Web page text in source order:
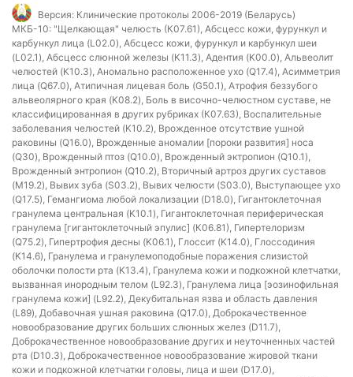
Версия: Клинические протоколы 2006-2019 (Беларусь)
МКБ-10: "Щелкающая" челюсть (К07.61), Абсцесс кожи, фурункул и
карбункул лица (L02.0), Абсцесс кожи, фурункул и карбункул шеи
(L02.1), Абсцесс слюнной железы (K11.3), Адентия (K00.0), Альвеолит
челюстей (K10.3), Аномально расположенное ухо (Q17.4), Асимметрия
лица (Q67.0), Атипичная лицевая боль (G50.1), Атрофия беззубого
альвеолярного края (K08.2), Боль в височно-челюстном суставе, не
классифицированная в других рубриках (К07.63), Воспалительные
заболевания челюстей (K10.2), Врожденное отсутствие ушной
раковины (Q16.0), Врожденные аномалии [пороки развития] носа
(Q30), Врожденный птоз (Q10.0), Врожденный эктропион (Q10.1),
Врожденный энтропион (Q10.2), Вторичный артроз других суставов
(M19.2), Вывих зуба (S03.2), Вывих челюсти (S03.0), Выступающее ухо
(Q17.5), Гемангиома любой локализации (D18.0), Гигантоклеточная
гранулема центральная (K10.1), Гигантоклеточная периферическая
гранулема [гигантоклеточный эпулис] (К06.81), Гипертелоризм
(Q75.2), Гипертрофия десны (K06.1), Глоссит (K14.0), Глоссодиния
(K14.6), Гранулема и гранулемоподобные поражения слизистой
оболочки полости рта (K13.4), Гранулема кожи и подкожной клетчатки,
вызванная инородным телом (L92.3), Гранулема лица [эозинофильная
гранулема кожи] (L92.2), Декубитальная язва и область давления
(L89), Добавочная ушная раковина (Q17.0), Доброкачественное
новообразование других больших слюнных желез (D11.7),
Доброкачественное новообразование других и неуточненных частей
рта (D10.3), Доброкачественное новообразование жировой ткани
кожи и подкожной клетчатки головы, лица и шеи (D17.0),